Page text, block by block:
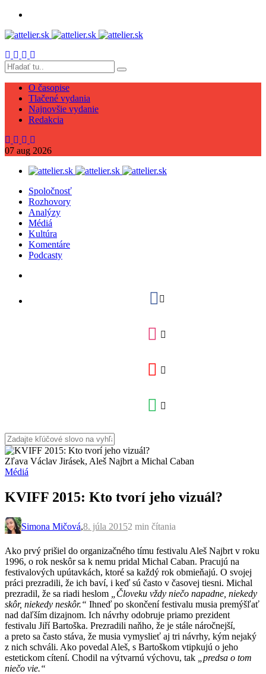
O časopise
Tlačené vydania
Najnovšie vydanie
Redakcia
07 aug 2026
Spoločnosť
Rozhovory
Analýzy
Médiá
Kultúra
Komentáre
Podcasty
Zľava Václav Jirásek, Aleš Najbrt a Michal Caban
Médiá
KVIFF 2015: Kto tvorí jeho vizuál?
Simona Mičová,8. júla 20152 min čítania
Ako prvý prišiel do organizačného tímu festivalu Aleš Najbrt v roku
1996, o rok neskôr sa k nemu pridal Michal Caban. Pracujú na
festivalových upútavkách, ktoré sa každý rok obmieňajú. O svojej
práci prezradili, že ich baví, i keď sú často v časovej tiesni. Michal
prezradil, že sa riadi heslom
„Človeku vždy niečo napadne, niekedy
skôr, niekedy neskôr.“ Ihneď po skončení festivalu musia premýšľať
nad daľším dizajnom. Ich návrhy odobruje priamo prezident
festivalu Jiří Bartoška. Prezradili naňho, že je stále náročnejší,
a preto sa často stáva, že musia vymyslieť aj tri návrhy, kým nejaký
z nich schváli. Ako povedal Aleš, s Bartoškom vtipkujú o jeho
estetickom cítení. Chodil na výtvarnú výchovu, tak
„predsa o tom
niečo vie.“